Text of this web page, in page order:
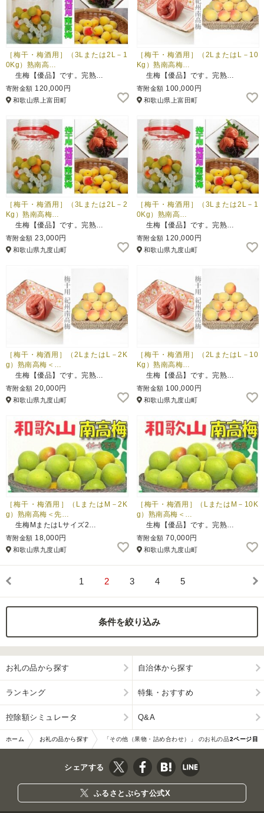
［梅干・梅酒用］（3Lまたは2L－1
0Kg）熟南高…
生梅【優品】です。完熟…
寄附金額 120,000円
和歌山県上富田町
［梅干・梅酒用］（2LまたはL－10
Kg）熟南高梅…
生梅【優品】です。完熟…
寄附金額 100,000円
和歌山県上富田町
［梅干・梅酒用］（3Lまたは2L－2
Kg）熟南高梅…
生梅【優品】です。完熟…
寄附金額 23,000円
和歌山県九度山町
［梅干・梅酒用］（3Lまたは2L－1
0Kg）熟南高…
生梅【優品】です。完熟…
寄附金額 120,000円
和歌山県九度山町
［梅干・梅酒用］（2LまたはL－2K
g）熟南高梅＜…
生梅【優品】です。完熟…
寄附金額 20,000円
和歌山県九度山町
［梅干・梅酒用］（2LまたはL－10
Kg）熟南高梅…
生梅【優品】です。完熟…
寄附金額 100,000円
和歌山県九度山町
［梅干・梅酒用］（LまたはM－2K
g）熟南高梅＜先…
生梅MまたはLサイズ2…
寄附金額 18,000円
和歌山県九度山町
［梅干・梅酒用］（LまたはM－10K
g）熟南高梅＜…
生梅【優品】です。完熟…
寄附金額 70,000円
和歌山県九度山町
1 2 3 4 5
条件を絞り込み
お礼の品から探す 自治体から探す
ランキング 特集・おすすめ
控除額シミュレータ Q&A
ホーム お礼の品から探す 「その他（果物・詰め合わせ）」 のお礼の品2ページ目
シェアする
ふるさとぷらす公式X